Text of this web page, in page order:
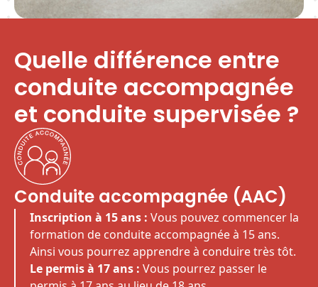
Quelle différence entre
conduite accompagnée
et conduite supervisée ?
Conduite accompagnée (AAC)
Inscription à 15 ans : Vous pouvez commencer la
formation de conduite accompagnée à 15 ans.
Ainsi vous pourrez apprendre à conduire très tôt.
Le permis à 17 ans : Vous pourrez passer le